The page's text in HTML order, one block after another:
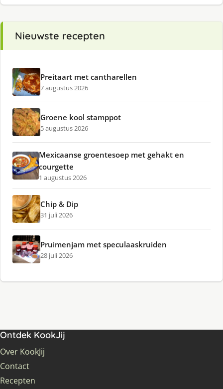
Nieuwste recepten
Preitaart met cantharellen
7 augustus 2026
Groene kool stamppot
5 augustus 2026
Mexicaanse groentesoep met gehakt en
courgette
1 augustus 2026
Chip & Dip
31 juli 2026
Pruimenjam met speculaaskruiden
28 juli 2026
Ontdek KookJij
Over KookJij
Contact
Recepten